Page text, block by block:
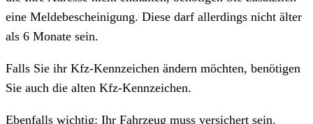
eine Meldebescheinigung. Diese darf allerdings nicht älter
als 6 Monate sein.
Falls Sie ihr Kfz-Kennzeichen ändern möchten, benötigen
Sie auch die alten Kfz-Kennzeichen.
Ebenfalls wichtig: Ihr Fahrzeug muss versichert sein.